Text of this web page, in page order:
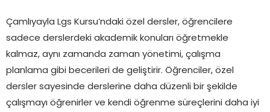
Çamlıyayla Lgs Kursu’ndaki özel dersler, öğrencilere
sadece derslerdeki akademik konuları öğretmekle
kalmaz, aynı zamanda zaman yönetimi, çalışma
planlama gibi becerileri de geliştirir. Öğrenciler, özel
dersler sayesinde derslerine daha düzenli bir şekilde
çalışmayı öğrenirler ve kendi öğrenme süreçlerini daha iyi